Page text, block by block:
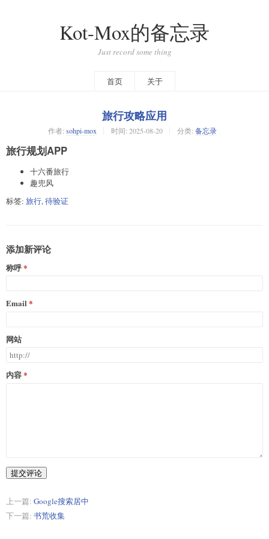
Kot-Mox的备忘录
Just record some thing
首页 关于
旅行攻略应用
作者: sohpi-mox 时间: 2025-08-20 分类: 备忘录
旅行规划APP
十六番旅行
趣兜风
标签: 旅行,待验证
添加新评论
称呼
Email
网站
内容
提交评论
上一篇: Google搜索居中
下一篇: 书荒收集